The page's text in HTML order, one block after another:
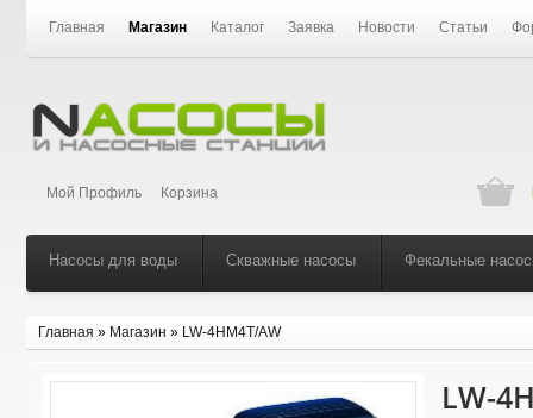
Главная Магазин Каталог Заявка Новости Статьи
Мой Профиль Корзина
Насосы для воды Скважные насосы Фекальные
Главная » Магазин » LW-4HM4T/AW
LW-